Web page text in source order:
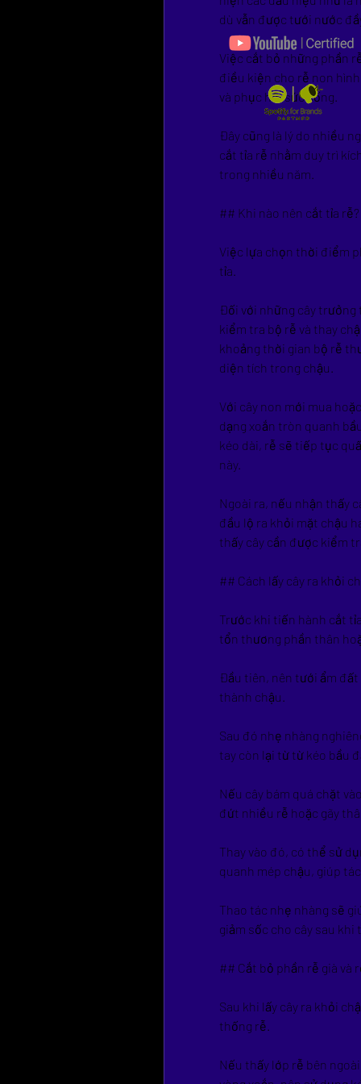
dù vẫn được tưới nước
Việc cắt bỏ những phần
điều kiện cho rễ non
và phục hồi sức sống.
Đây cũng là lý do nhiều
cắt tỉa rễ nhằm duy trì
trong nhiều năm.
## Khi nào nên cắt tỉa rễ?
Việc lựa chọn thời điểm
tỉa.
Đối với những cây
kiểm tra bộ rễ và thay
khoảng thời gian bộ rễ
diện tích trong chậu.
Với cây non mới mua
dạng xoắn tròn quanh
kéo dài, rễ sẽ tiếp tục
này.
Ngoài ra, nếu nhận thấy
đầu lộ ra khỏi mặt chậu
thấy cây cần được kiểm
## Cách lấy cây ra khỏi
Trước khi tiến hành cắt
tổn thương phần thân
Đầu tiên, nên tưới ẩm
thành chậu.
Sau đó nhẹ nhàng
tay còn lại từ từ kéo bầu
Nếu cây bám quá chặt
đứt nhiều rễ hoặc gãy
Thay vào đó, có thể sử
quanh mép chậu, giúp
Thao tác nhẹ nhàng sẽ
giảm sốc cho cây sau khi
## Cắt bỏ phần rễ già và
Sau khi lấy cây ra khỏi
thống rễ.
Nếu thấy lớp rễ bên